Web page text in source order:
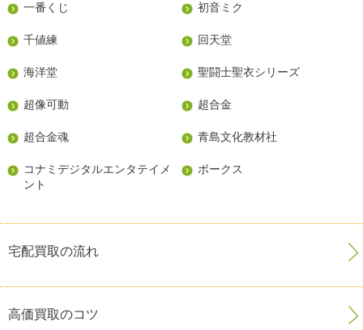
一番くじ 初音ミク
千値練 回天堂
海洋堂 聖闘士聖衣シリーズ
超像可動 超合金
超合金魂 青島文化教材社
コナミデジタルエンタテイメ
ント
ボークス
宅配買取の流れ
高価買取のコツ